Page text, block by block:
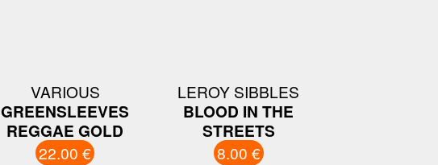
VARIOUS
GREENSLEEVES
REGGAE GOLD
22.00 €
LEROY SIBBLES
BLOOD IN THE
STREETS
8.00 €